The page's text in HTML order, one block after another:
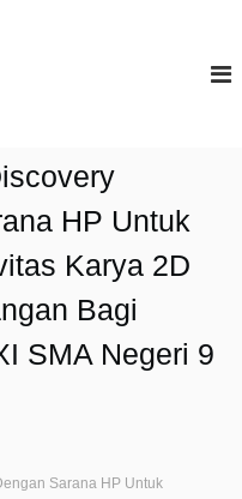
HP Untuk
Karya 2D
Bagi
SMA Negeri 9
Sarana HP Untuk